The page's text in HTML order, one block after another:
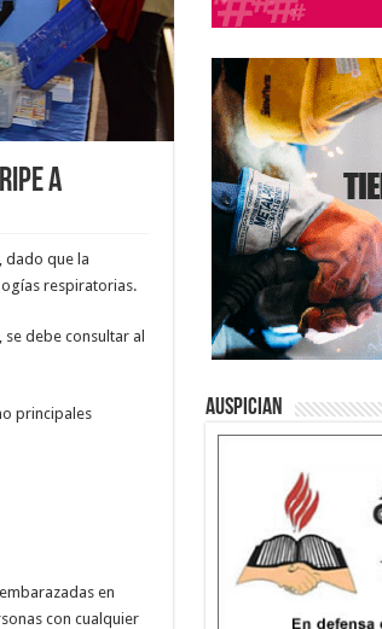
A
dado que la
respiratorias.
debe consultar al
principales
en
con cualquier
Auspician